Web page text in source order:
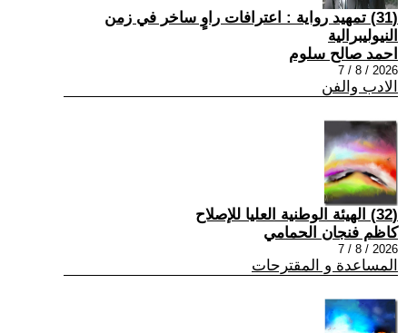
(31) تمهيد رواية : اعترافات راوٍ ساخر في زمن
النيوليبرالية
احمد صالح سلوم
2026 / 8 / 7
الادب والفن
(32) الهيئة الوطنية العليا للإصلاح
كاظم فنجان الحمامي
2026 / 8 / 7
المساعدة و المقترحات